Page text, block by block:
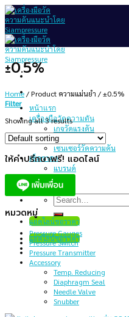
Skip
to
content
หน้าแรก
เครื่องมือวัดความดัน
เกจวัดแรงดัน
สวิทช์ความดัน
เซนเซอร์วัดความดัน
เช็คราคา
แบรนด์
บทความ
เกี่ยวกับเรา
Search
for:
แอดไลน์ขอราคา
แอดไลน์ขอราคา
±0.5%
Home /Product ความแม่นยำ /±0.5%
Filter
Showing all 3 results
ให้คำปรึกษาฟรี! แอดไลน์
หมวดหมู่
Pressure Gauges
Pressure Switch
Pressure Transmitter
Accessory
Temp. Reducing
Diaphragm Seal
Needle Valve
Snubber